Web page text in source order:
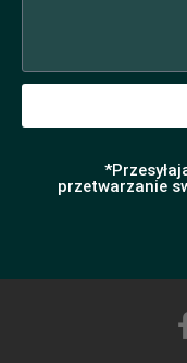
przetwarzanie